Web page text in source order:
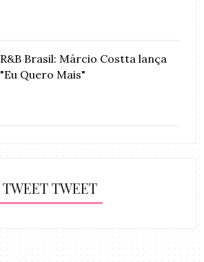
R&B Brasil: Márcio Costta lança
"Eu Quero Mais"
TWEET TWEET